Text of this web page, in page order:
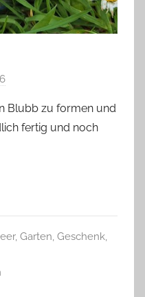
n
G
e
Blubb zu formen und
fertig und noch
, Garten, Geschenk,